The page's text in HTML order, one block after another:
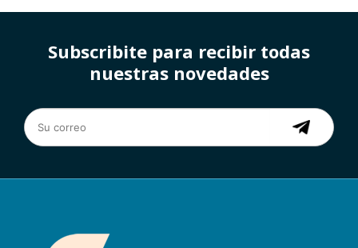
Subscribite para recibir todas
nuestras novedades